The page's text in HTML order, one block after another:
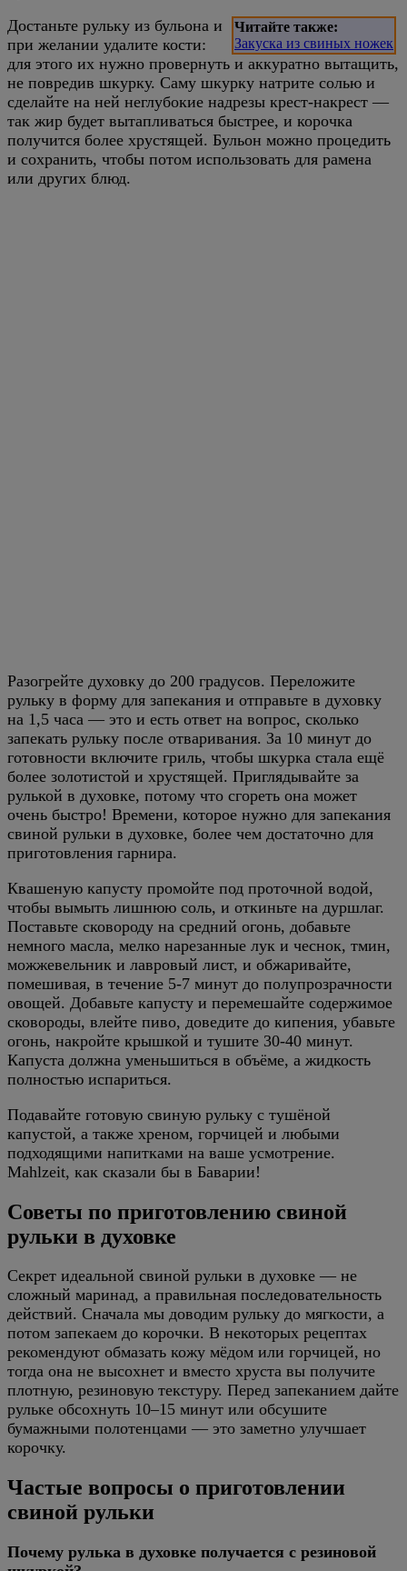
Читайте также:
Закуска из свиных ножек
Достаньте рульку из бульона и
при желании удалите кости:
для этого их нужно провернуть и аккуратно вытащить,
не повредив шкурку. Саму шкурку натрите солью и
сделайте на ней неглубокие надрезы крест-накрест —
так жир будет вытапливаться быстрее, и корочка
получится более хрустящей. Бульон можно процедить
и сохранить, чтобы потом использовать для рамена
или других блюд.
Разогрейте духовку до 200 градусов. Переложите
рульку в форму для запекания и отправьте в духовку
на 1,5 часа — это и есть ответ на вопрос, сколько
запекать рульку после отваривания. За 10 минут до
готовности включите гриль, чтобы шкурка стала ещё
более золотистой и хрустящей. Приглядывайте за
рулькой в духовке, потому что сгореть она может
очень быстро! Времени, которое нужно для запекания
свиной рульки в духовке, более чем достаточно для
приготовления гарнира.
Квашеную капусту промойте под проточной водой,
чтобы вымыть лишнюю соль, и откиньте на дуршлаг.
Поставьте сковороду на средний огонь, добавьте
немного масла, мелко нарезанные лук и чеснок, тмин,
можжевельник и лавровый лист, и обжаривайте,
помешивая, в течение 5-7 минут до полупрозрачности
овощей. Добавьте капусту и перемешайте содержимое
сковороды, влейте пиво, доведите до кипения, убавьте
огонь, накройте крышкой и тушите 30-40 минут.
Капуста должна уменьшиться в объёме, а жидкость
полностью испариться.
Подавайте готовую свиную рульку с тушёной
капустой, а также хреном, горчицей и любыми
подходящими напитками на ваше усмотрение.
Mahlzeit, как сказали бы в Баварии!
Советы по приготовлению свиной
рульки в духовке
Секрет идеальной свиной рульки в духовке — не
сложный маринад, а правильная последовательность
действий. Сначала мы доводим рульку до мягкости, а
потом запекаем до корочки. В некоторых рецептах
рекомендуют обмазать кожу мёдом или горчицей, но
тогда она не высохнет и вместо хруста вы получите
плотную, резиновую текстуру. Перед запеканием дайте
рульке обсохнуть 10–15 минут или обсушите
бумажными полотенцами — это заметно улучшает
корочку.
Частые вопросы о приготовлении
свиной рульки
Почему рулька в духовке получается с резиновой